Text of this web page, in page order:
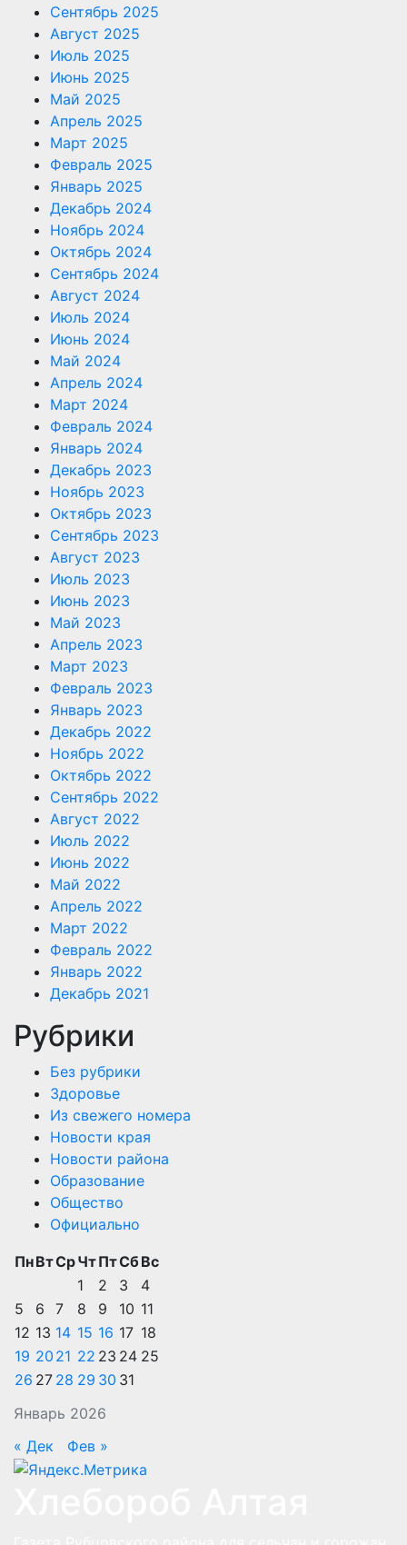
Сентябрь 2025
Август 2025
Июль 2025
Июнь 2025
Май 2025
Апрель 2025
Март 2025
Февраль 2025
Январь 2025
Декабрь 2024
Ноябрь 2024
Октябрь 2024
Сентябрь 2024
Август 2024
Июль 2024
Июнь 2024
Май 2024
Апрель 2024
Март 2024
Февраль 2024
Январь 2024
Декабрь 2023
Ноябрь 2023
Октябрь 2023
Сентябрь 2023
Август 2023
Июль 2023
Июнь 2023
Май 2023
Апрель 2023
Март 2023
Февраль 2023
Январь 2023
Декабрь 2022
Ноябрь 2022
Октябрь 2022
Сентябрь 2022
Август 2022
Июль 2022
Июнь 2022
Май 2022
Апрель 2022
Март 2022
Февраль 2022
Январь 2022
Декабрь 2021
Рубрики
Без рубрики
Здоровье
Из свежего номера
Новости края
Новости района
Образование
Общество
Официально
Январь 2026
ПнВтСрЧтПтСбВс
1
2 3
4
5
6 7 8 9 10 11
12 13 14 15 16 17 18
19 20 21 22 23 24 25
26 27 28 29 30 31
« Дек Фев »